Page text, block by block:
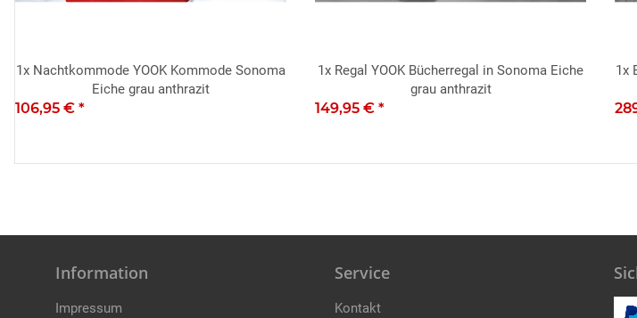
1x Nachtkommode YOOK Kommode Sonoma
Eiche grau anthrazit
106,95 € *
1x Regal YOOK Bücherregal in Sonoma Eiche
grau anthrazit
149,95 € *
1x
Information
Impressum
Service
Kontakt